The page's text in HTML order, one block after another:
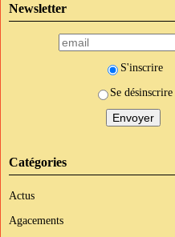
Newsletter
S'inscrire
Se désinscrire
Catégories
Actus
Agacements